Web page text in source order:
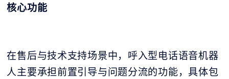
核心功能
在售后与技术支持场景中，呼入型电话语音机器
人主要承担前置引导与问题分流的功能，具体包